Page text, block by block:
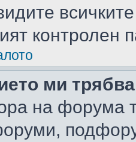
контролен
ми
на форума